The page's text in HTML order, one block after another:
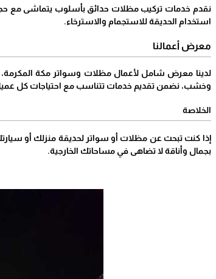
نقدم خدمات تركيب مظلات حدائق بأسلوب يتماشى مع حجم
استخدام الحديقة للاستجمام والاسترخاء.
معرض أعمالنا
لدينا معرض شامل لأعمال مظلات وسواتر مكة
وخشب، نضمن تقديم خدمات تتناسب مع احتياجات كل
الخلاصة
إذا كنت تبحث عن مظلات أو سواتر لحديقة منزلك أو
بجمال وأناقة لا تضاهى في مساحاتك الخارجية.